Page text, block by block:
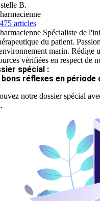
B.
articles
Spécialiste de
du patient.
marin. Rédige
vérifiées en respect de
spécial :
bons réflexes en période
notre dossier spécial